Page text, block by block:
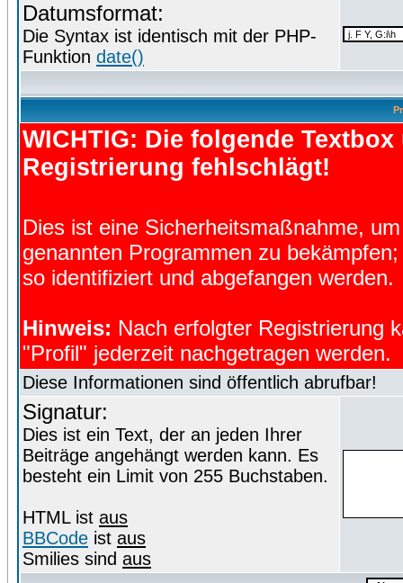
Datumsformat:
Die Syntax ist identisch mit der PHP-
Funktion date()
WICHTIG: Die folgende
Registrierung fehlschlägt!
Dies ist eine Sicherheitsmaßnahme,
genannten Programmen zu
so identifiziert und abgefangen werden.
Hinweis: Nach erfolgter Registrierung
"Profil" jederzeit nachgetragen werden.
Diese Informationen sind öffentlich abrufbar!
Signatur:
Dies ist ein Text, der an jeden Ihrer
Beiträge angehängt werden kann. Es
besteht ein Limit von 255 Buchstaben.
HTML ist aus
BBCode ist aus
Smilies sind aus